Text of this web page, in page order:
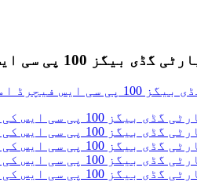
100 پی سی ایس کی حمایت کرتی ہے۔